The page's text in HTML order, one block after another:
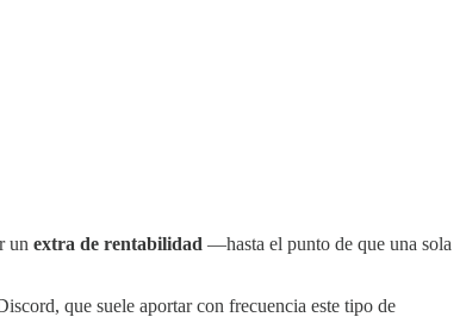
un extra de rentabilidad —hasta el punto de que una sola
que suele aportar con frecuencia este tipo de